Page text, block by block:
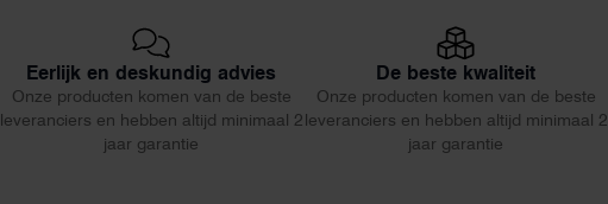
Eerlijk en deskundig advies
Onze producten komen van de beste
leveranciers en hebben altijd minimaal 2
jaar garantie
De beste kwaliteit
Onze producten komen van de beste
leveranciers en hebben altijd minimaal 2
jaar garantie